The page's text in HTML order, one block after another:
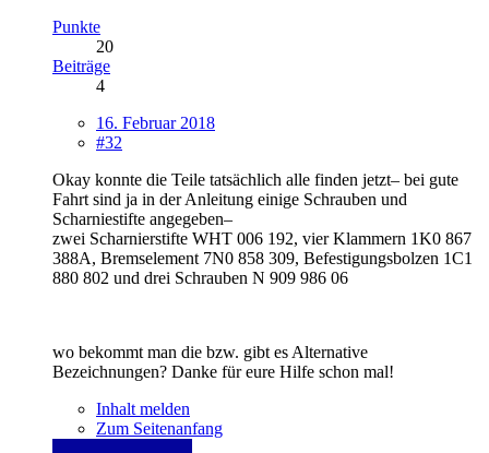
Punkte
20
Beiträge
4
16. Februar 2018
#32
Okay konnte die Teile tatsächlich alle finden jetzt– bei gute
Fahrt sind ja in der Anleitung einige Schrauben und
Scharniestifte angegeben–
zwei Scharnierstifte WHT 006 192, vier Klammern 1K0 867
388A, Bremselement 7N0 858 309, Befestigungsbolzen 1C1
880 802 und drei Schrauben N 909 986 06
wo bekommt man die bzw. gibt es Alternative
Bezeichnungen? Danke für eure Hilfe schon mal!
Inhalt melden
Zum Seitenanfang